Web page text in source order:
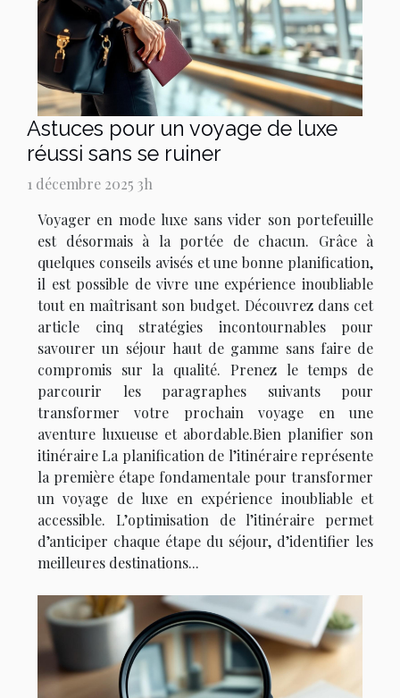
Astuces pour un voyage de luxe
réussi sans se ruiner
1 décembre 2025 3h
Voyager en mode luxe sans vider son portefeuille
est désormais à la portée de chacun. Grâce à
quelques conseils avisés et une bonne planification,
il est possible de vivre une expérience inoubliable
tout en maîtrisant son budget. Découvrez dans cet
article cinq stratégies incontournables pour
savourer un séjour haut de gamme sans faire de
compromis sur la qualité. Prenez le temps de
parcourir les paragraphes suivants pour
transformer votre prochain voyage en une
aventure luxueuse et abordable.Bien planifier son
itinéraire La planification de l’itinéraire représente
la première étape fondamentale pour transformer
un voyage de luxe en expérience inoubliable et
accessible. L’optimisation de l’itinéraire permet
d’anticiper chaque étape du séjour, d’identifier les
meilleures destinations...